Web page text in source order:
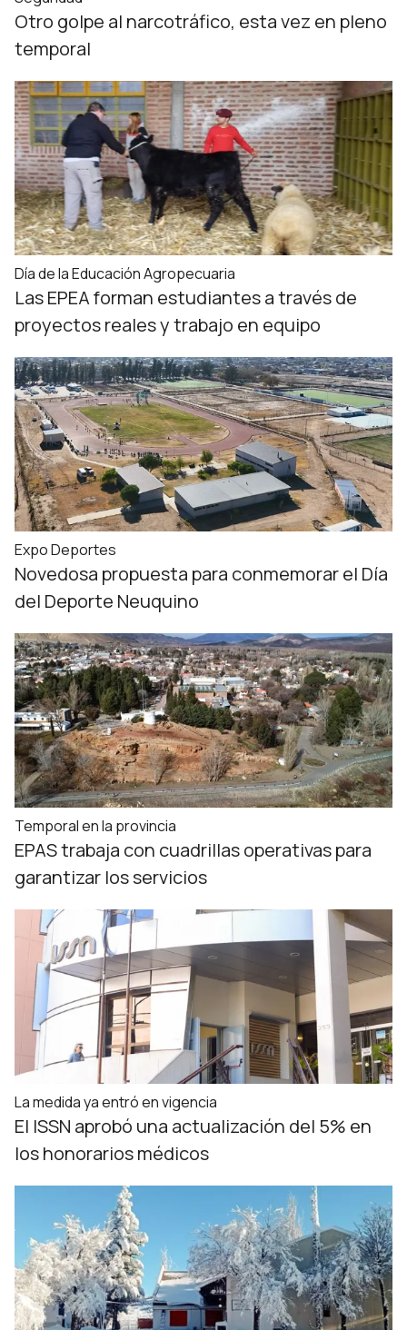
Otro golpe al narcotráfico, esta vez en pleno
temporal
Día de la Educación Agropecuaria
Las EPEA forman estudiantes a través de
proyectos reales y trabajo en equipo
Expo Deportes
Novedosa propuesta para conmemorar el Día
del Deporte Neuquino
Temporal en la provincia
EPAS trabaja con cuadrillas operativas para
garantizar los servicios
La medida ya entró en vigencia
El ISSN aprobó una actualización del 5% en
los honorarios médicos